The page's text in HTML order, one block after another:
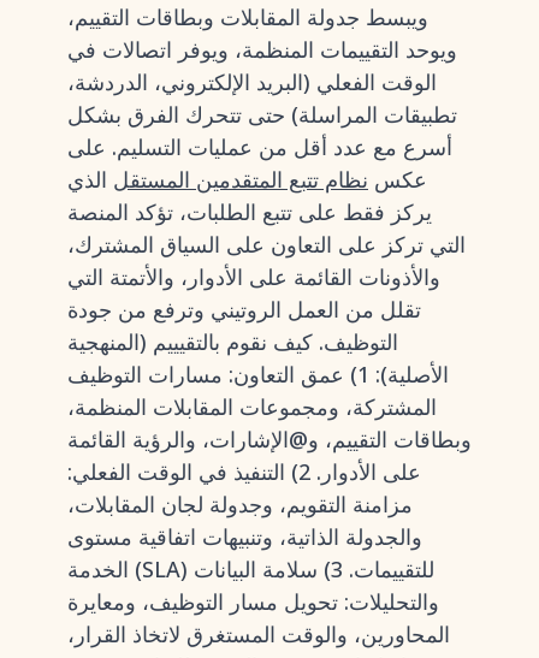
ويبسط جدولة المقابلات وبطاقات التقييم،
ويوحد التقييمات المنظمة، ويوفر اتصالات في
الوقت الفعلي (البريد الإلكتروني، الدردشة،
تطبيقات المراسلة) حتى تتحرك الفرق بشكل
أسرع مع عدد أقل من عمليات التسليم. على
عكس نظام تتبع المتقدمين المستقل الذي
يركز فقط على تتبع الطلبات، تؤكد المنصة
التي تركز على التعاون على السياق المشترك،
والأذونات القائمة على الأدوار، والأتمتة التي
تقلل من العمل الروتيني وترفع من جودة
التوظيف. كيف نقوم بالتقيييم (المنهجية
الأصلية): 1) عمق التعاون: مسارات التوظيف
المشتركة، ومجموعات المقابلات المنظمة،
وبطاقات التقييم، و@الإشارات، والرؤية القائمة
على الأدوار. 2) التنفيذ في الوقت الفعلي:
مزامنة التقويم، وجدولة لجان المقابلات،
والجدولة الذاتية، وتنبيهات اتفاقية مستوى
الخدمة (SLA) للتقييمات. 3) سلامة البيانات
والتحليلات: تحويل مسار التوظيف، ومعايرة
المحاورين، والوقت المستغرق لاتخاذ القرار،